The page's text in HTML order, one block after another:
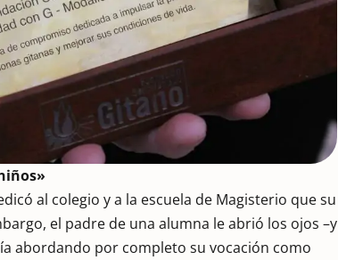
al colegio y a la escuela de Magisterio que su
el padre de una alumna le abrió los ojos –y
abordando por completo su vocación como